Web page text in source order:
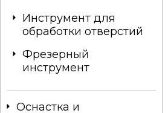
Инструмент для
обработки отверстий
Фрезерный
инструмент
Оснастка и